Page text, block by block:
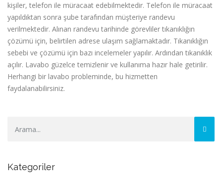
kişiler, telefon ile müracaat edebilmektedir. Telefon ile müracaat
yapıldıktan sonra şube tarafından müşteriye randevu
verilmektedir. Alınan randevu tarihinde görevliler tıkanıklığın
çözümü için, belirtilen adrese ulaşım sağlamaktadır. Tıkanıklığın
sebebi ve çözümü için bazı incelemeler yapılır. Ardından tıkanıklık
açılır. Lavabo güzelce temizlenir ve kullanıma hazır hale getirilir.
Herhangi bir lavabo probleminde, bu hizmetten
faydalanabilirsiniz.
Kategoriler